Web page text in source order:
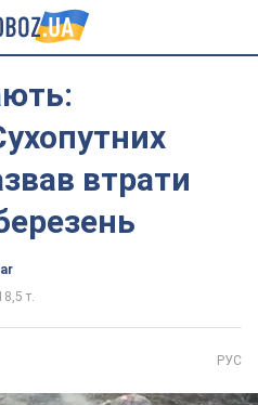
втрати
т.
РУС